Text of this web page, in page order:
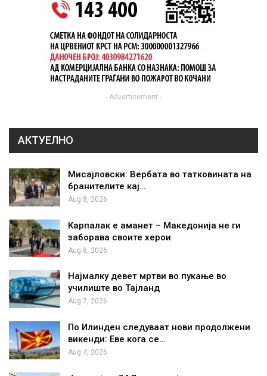
- Advertisement -
АКТУЕЛНО
Мисајловски: Вербата во татковината на
бранителите кај…
Aug 8, 2026
Карпалак е аманет – Македонија не ги
заборава своите херои
Aug 8, 2026
Најмалку девет мртви во пукање во
училиште во Тајланд
Aug 7, 2026
По Илинден следуваат нови продолжени
викенди: Еве кога се…
Aug 4, 2026